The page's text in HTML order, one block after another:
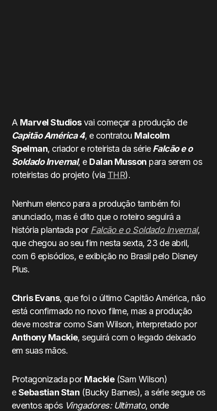
A Marvel Studiosvai começar a produção de
Capitão América 4, e contratou Malcolm
Spelman, criador e roteirista da sérieFalcão e o
Soldado Invernal, e Dalan Musson para serem os
roteiristas do projeto (via THR).
Nenhum elenco para a produção também foi
anunciado, mas é dito que o roteiro seguirá a
história plantada por Falcão e o Soldado Invernal,
que chegou ao seu fim nesta sexta, 23 de abril,
com 6 episódios, e exibição no Brasil pelo Disney
Plus.
Chris Evans, que foi o último Capitão América, não
está confirmado no novo filme, mas a produção
deve mostrar como Sam Wilson, interpretado por
Anthony Mackie, seguirá com o legado deixado
em suas mãos.
Protagonizada por Mackie(Sam Wilson)
eSebastian Stan (Bucky Barnes), a série segue os
eventos após Vingadores: Ultimato, onde